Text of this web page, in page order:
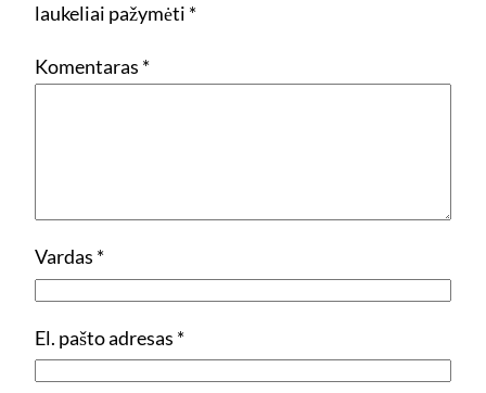
laukeliai pažymėti *
Komentaras *
Vardas *
El. pašto adresas *